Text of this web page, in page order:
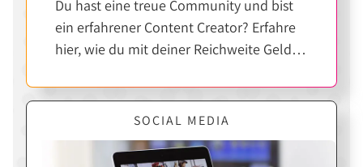
Du hast eine treue Community und bist
ein erfahrener Content Creator? Erfahre
hier, wie du mit deiner Reichweite Geld
SOCIAL MEDIA